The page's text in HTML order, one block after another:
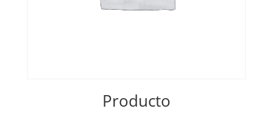
Producto